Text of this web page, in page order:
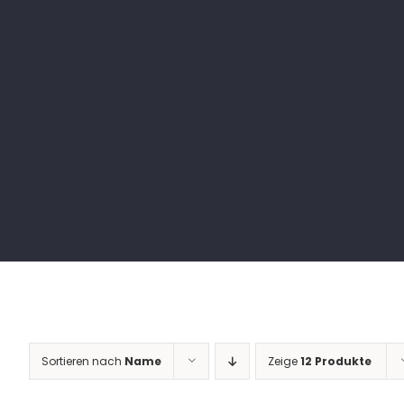
Sortieren nach Name Zeige12 Produkte